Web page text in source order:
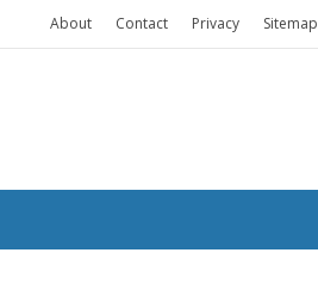
About Contact Privacy Sitemap